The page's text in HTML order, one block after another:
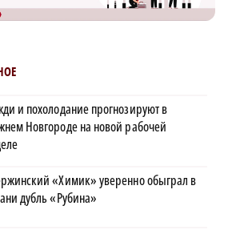
и похолодание прогнозируют в
Новгороде на новой рабочей
«Химик» уверенно обыграл в
дубль «Рубина»